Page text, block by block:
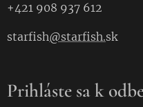
+421 908 937 612
starfish@starfish.sk
Prihláste sa k